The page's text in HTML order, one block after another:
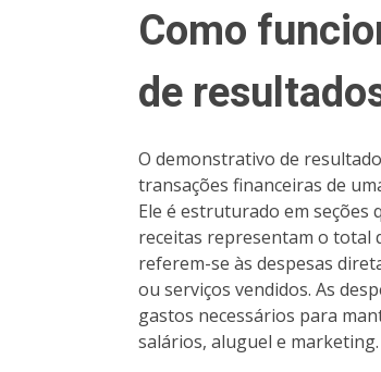
Como
de
O demonstrativo de
transações financeiras de
Ele é estruturado em seções
receitas representam o total
referem-se às despesas
ou serviços vendidos. As
gastos necessários para
salários, aluguel e marketing.